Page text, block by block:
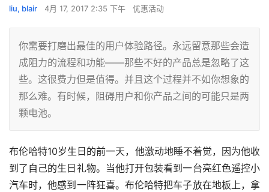
liu, blair 4月 17, 2017 2:35 下午 优惠活动
你需要打磨出最佳的用户体验路径。永远留意那些会造
成阻力的流程和功能——那些不好的产品总是忽略了这
些。这很费力但是值得。并且这个过程并不如你想象的
那么难。有时候，阻碍用户和你产品之间的可能只是两
颗电池。
布伦哈特10岁生日的前一天，他激动地睡不着觉，因为他收
到了自己的生日礼物。当他打开包装看到一台亮红色遥控小
汽车时，他感到一阵狂喜。布伦哈特把车子放在地板上，拿